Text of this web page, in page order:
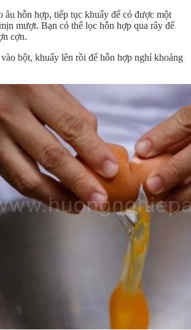
hỗn hợp, tiếp tục khuấy để có được một
mượt. Bạn có thể lọc hỗn hợp qua rây để
cợn.
bột, khuấy lên rồi để hỗn hợp nghỉ khoảng